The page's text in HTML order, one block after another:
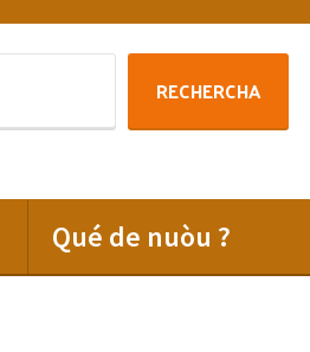
RECHERCHA
Qué de nuòu ?